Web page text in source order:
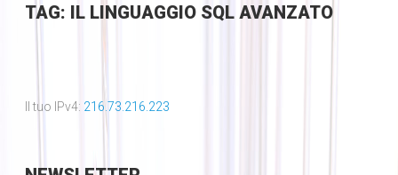
TAG: IL LINGUAGGIO SQL AVANZATO
Il tuo IPv4: 216.73.216.223